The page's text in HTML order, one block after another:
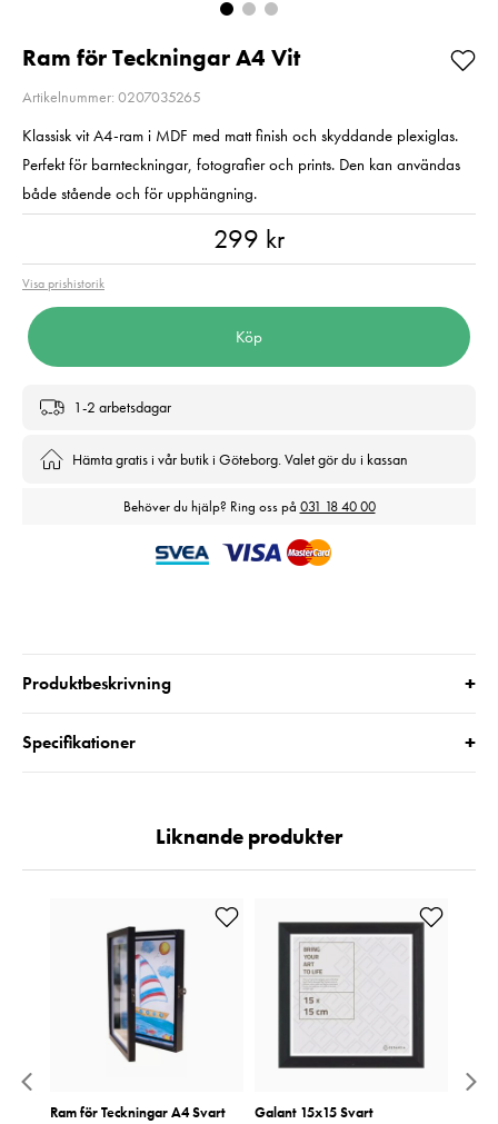
Lägg i varukorgen
Ram för Teckningar A4 Vit
Artikelnummer: 0207035265
Klassisk vit A4-ram i MDF med matt finish och skyddande plexiglas.
Perfekt för barnteckningar, fotografier och prints. Den kan användas
både stående och för upphängning.
299 kr
Visa prishistorik
Köp
1-2 arbetsdagar
Hämta gratis i vår butik i Göteborg. Valet gör du i kassan
Behöver du hjälp? Ring oss på 031 18 40 00
Produktbeskrivning +
Specifikationer +
Liknande produkter
Ram för Teckningar A4 Svart Galant 15x15 Svart